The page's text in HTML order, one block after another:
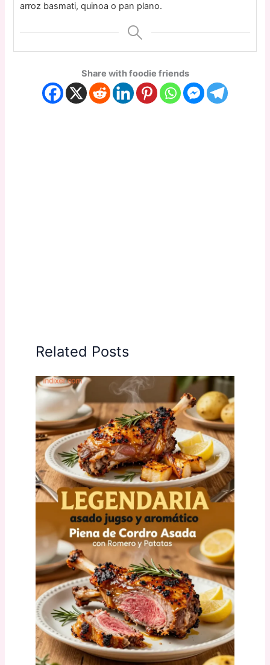
arroz basmati, quinoa o pan plano.
Share with foodie friends
Related Posts